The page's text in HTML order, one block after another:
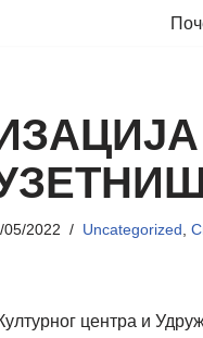
05/2022 Uncategorized
центра и